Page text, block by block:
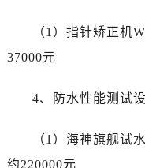
（1）指针矫正机
37000元
4、防水性能测试
（1）海神旗舰试
约220000元